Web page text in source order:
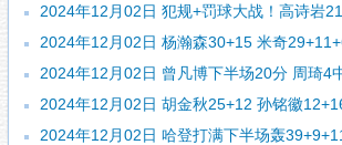
2024年12月02日 犯规+罚球大战！高诗岩21+7+4断 盖利
2024年12月02日 杨瀚森30+15 米奇29+11+6 邹阳
2024年12月02日 曾凡博下半场20分 周琦4中0&4+8 郭
2024年12月02日 胡金秋25+12 孙铭徽12+16+6断 姜伟泽
2024年12月02日 哈登打满下半场轰39+9+11 鲍威尔28分 约